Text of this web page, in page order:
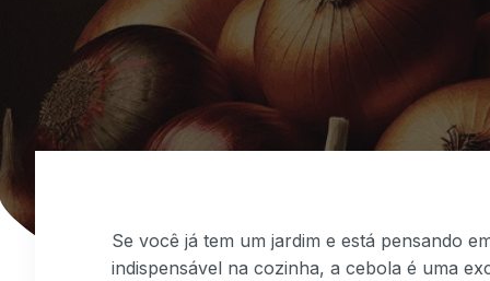
Se você já tem um jardim e está pensando
indispensável na cozinha, a cebola é uma